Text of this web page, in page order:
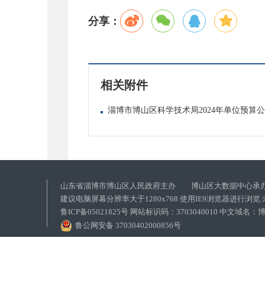
分享：
相关附件
淄博市博山区科学技术局2024年单位预算
山东省淄博市博山区人民政府主办 博山区大数据中心承
建议电脑屏幕分辨率大于1280x768 使用IE9浏览器进行浏览
鲁ICP备05021825号 网站标识码：3703040010 中文域名：
鲁公网安备 37030402000856号